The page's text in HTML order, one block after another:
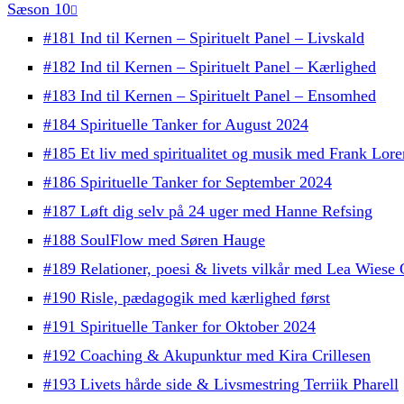
Sæson 10
#181 Ind til Kernen – Spirituelt Panel – Livskald
#182 Ind til Kernen – Spirituelt Panel – Kærlighed
#183 Ind til Kernen – Spirituelt Panel – Ensomhed
#184 Spirituelle Tanker for August 2024
#185 Et liv med spiritualitet og musik med Frank
#186 Spirituelle Tanker for September 2024
#187 Løft dig selv på 24 uger med Hanne Refsing
#188 SoulFlow med Søren Hauge
#189 Relationer, poesi & livets vilkår med Lea Wiese
#190 Risle, pædagogik med kærlighed først
#191 Spirituelle Tanker for Oktober 2024
#192 Coaching & Akupunktur med Kira Crillesen
#193 Livets hårde side & Livsmestring Terriik Pharell